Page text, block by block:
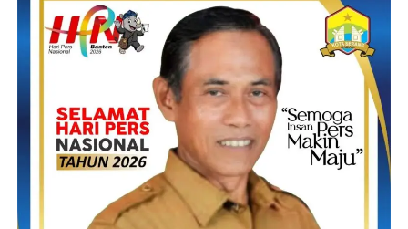
Post Views: 7